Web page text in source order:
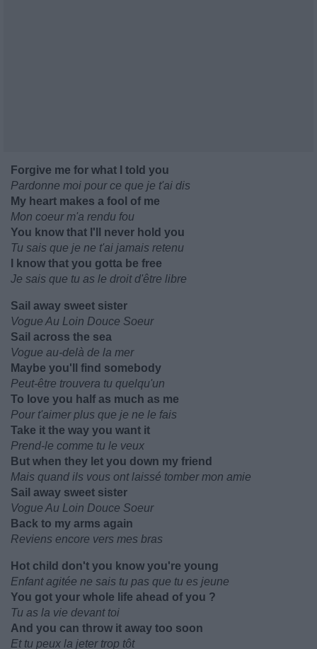
Forgive me for what I told you
Pardonne moi pour ce que je t'ai dis
My heart makes a fool of me
Mon coeur m'a rendu fou
You know that I'll never hold you
Tu sais que je ne t'ai jamais retenu
I know that you gotta be free
Je sais que tu as le droit d'être libre
Sail away sweet sister
Vogue Au Loin Douce Soeur
Sail across the sea
Vogue au-delà de la mer
Maybe you'll find somebody
Peut-être trouvera tu quelqu'un
To love you half as much as me
Pour t'aimer plus que je ne le fais
Take it the way you want it
Prend-le comme tu le veux
But when they let you down my friend
Mais quand ils vous ont laissé tomber mon amie
Sail away sweet sister
Vogue Au Loin Douce Soeur
Back to my arms again
Reviens encore vers mes bras
Hot child don't you know you're young
Enfant agitée ne sais tu pas que tu es jeune
You got your whole life ahead of you ?
Tu as la vie devant toi
And you can throw it away too soon
Et tu peux la jeter trop tôt